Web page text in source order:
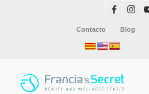
Contacto Blog